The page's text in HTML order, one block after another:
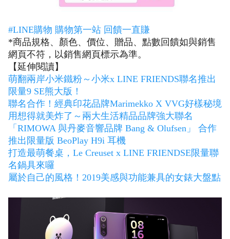
#LINE購物 購物第一站 回饋一直賺
*商品規格、顏色、價位、贈品、點數回饋如與銷售
網頁不符，以銷售網頁標示為準。
【延伸閱讀】
萌翻兩岸小米鐵粉～小米x LINE FRIENDS聯名推出
限量9 SE熊大版！
聯名合作！經典印花品牌Marimekko X VVG好樣秘境
用想得就美炸了～兩大生活精品品牌強大聯名
「RIMOWA 與丹麥音響品牌 Bang & Olufsen」 合作
推出限量版 BeoPlay H9i 耳機
打造最萌餐桌，Le Creuset x LINE FRIENDSE限量聯
名鍋具來囉
屬於自己的風格！2019美感與功能兼具的女錶大盤點